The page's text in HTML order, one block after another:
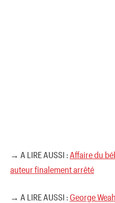
→ A LIRE AUSSI : Affaire du
auteur finalement arrêté
→ A LIRE AUSSI : George